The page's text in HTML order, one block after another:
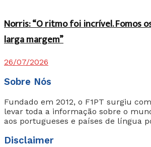
Norris: “O ritmo foi incrível. Fomos
larga margem”
26/07/2026
Sobre Nós
Fundado em 2012, o F1PT surgiu
levar toda a informação sobre o
aos portugueses e países de língua
Disclaimer